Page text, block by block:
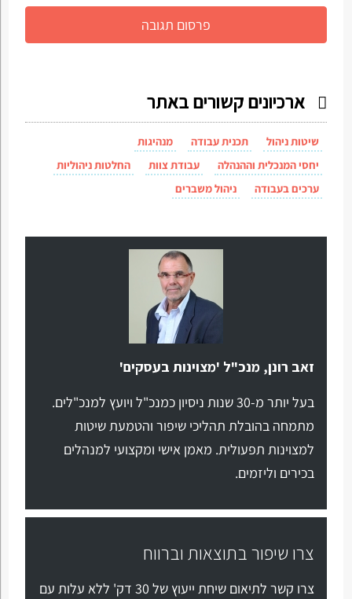
ארכיונים קשורים באתר
שיטות ניהול תכנית עבודה
מנהיגות
יחסי המנכלית וההנהלה
עבודת צוות
החלטות ניהוליות
ערכים בעבודה
ניהול משברים
זאב רונן, מנכ"ל 'מצוינות בעסקים'
בעל יותר מ-30 שנות ניסיון כמנכ"ל ויועץ למנכ"לים.
מתמחה בהובלת תהליכי שיפור והטמעת שיטות
למצוינות תפעולית. מאמן אישי ומקצועי למנהלים
בכירים וליזמים.
צרו שיפור בתוצאות וברווח
צרו קשר לתיאום שיחת ייעוץ של 30 דק' ללא עלות עם